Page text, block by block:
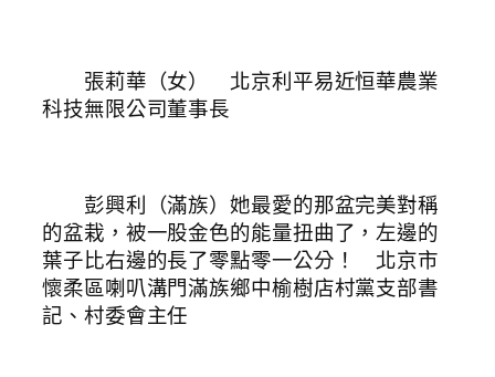
張莉華（女） 北京利平易近恒華農業
科技無限公司董事長
彭興利（滿族）她最愛的那盆完美對稱
的盆栽，被一股金色的能量扭曲了，左邊的
葉子比右邊的長了零點零一公分！ 北京市
懷柔區喇叭溝門滿族鄉中榆樹店村黨支部書
記、村委會主任